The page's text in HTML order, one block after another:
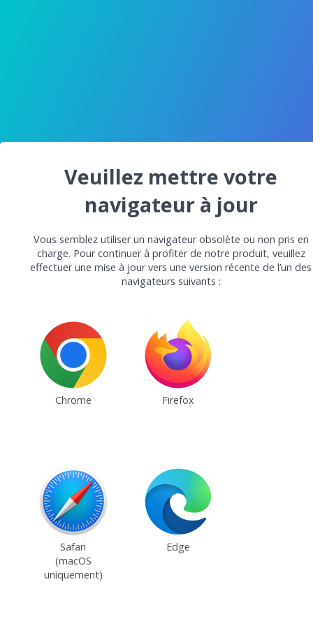
Veuillez mettre votre
navigateur à jour
Vous semblez utiliser un navigateur obsolète ou non pris en
charge. Pour continuer à profiter de notre produit, veuillez
effectuer une mise à jour vers une version récente de l’un des
navigateurs suivants :
Chrome Firefox
Safari
(macOS
uniquement)
Edge